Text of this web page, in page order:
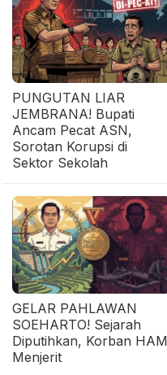
PUNGUTAN LIAR
JEMBRANA! Bupati
Ancam Pecat ASN,
Sorotan Korupsi di
Sektor Sekolah
GELAR PAHLAWAN
SOEHARTO! Sejarah
Diputihkan, Korban HAM
Menjerit